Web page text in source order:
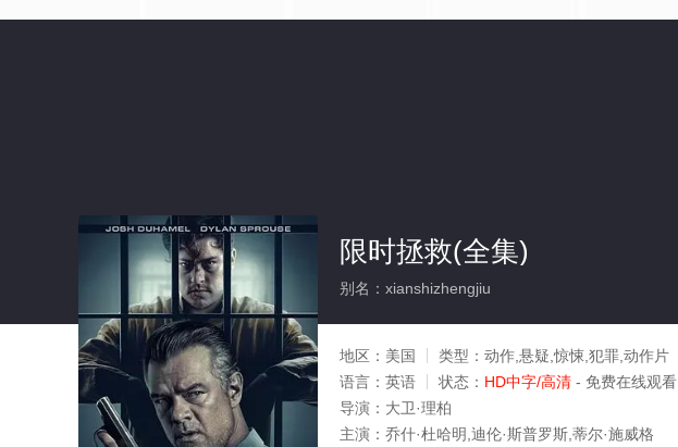
限时拯救(全集)
别名：xianshizhengjiu
地区： 美国 类型： 动作,悬疑,惊悚,犯罪,动作片
语言： 英语 状态： HD中字/高清 - 免费在线观看
导演： 大卫·理柏
主演： 乔什·杜哈明,迪伦·斯普罗斯,蒂尔·施威格